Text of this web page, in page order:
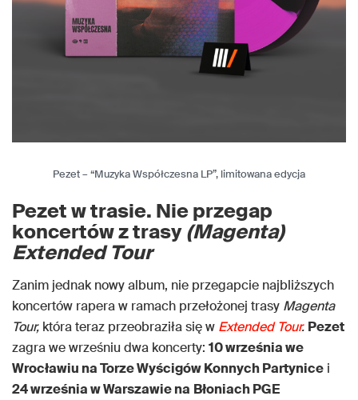
Pezet – “Muzyka Współczesna LP”, limitowana edycja
Pezet w trasie. Nie przegap
koncertów z trasy(Magenta)
Extended Tour
Zanim jednak nowy album, nie przegapcie najbliższych
koncertów rapera w ramach przełożonej trasy Magenta
Tour, która teraz przeobraziła się w Extended Tour. Pezet
zagra we wrześniu dwa koncerty: 10 września we
Wrocławiu na Torze Wyścigów Konnych Partynice i
24 września w Warszawie na Błoniach PGE